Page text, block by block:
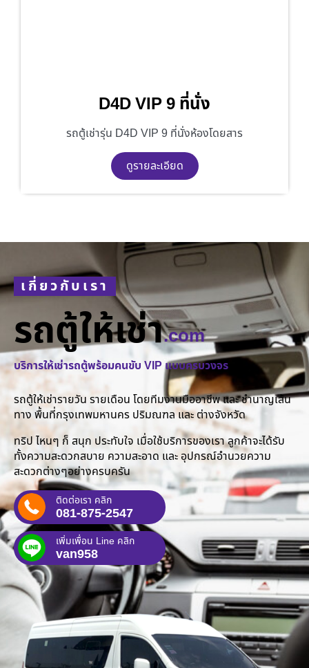
D4D VIP 9 ที่นั่ง
รถตู้เช่ารุ่น D4D VIP 9 ที่นั่งห้องโดยสาร
ดูรายละเอียด
เกี่ยวกับเรา
รถตู้ให้เช่า.com
บริการให้เช่ารถตู้พร้อมคนขับ VIP แบบครบวงจร
รถตู้ให้เช่ารายวัน รายเดือน โดยทีมงานมืออาชีพ และ ชำนาญเส้น
ทาง พื้นที่กรุงเทพมหานคร ปริมณฑล และ ต่างจังหวัด
ทริป ไหนๆ ก็ สนุก ประทับใจ เมื่อใช้บริการของเรา ลูกค้าจะได้รับ
ทั้งความสะดวกสบาย ความสะอาด และ อุปกรณ์อำนวยความ
สะดวกต่างๆอย่างครบครัน
ติดต่อเรา คลิก
081-875-2547
เพิ่มเพื่อน Line คลิก
van958